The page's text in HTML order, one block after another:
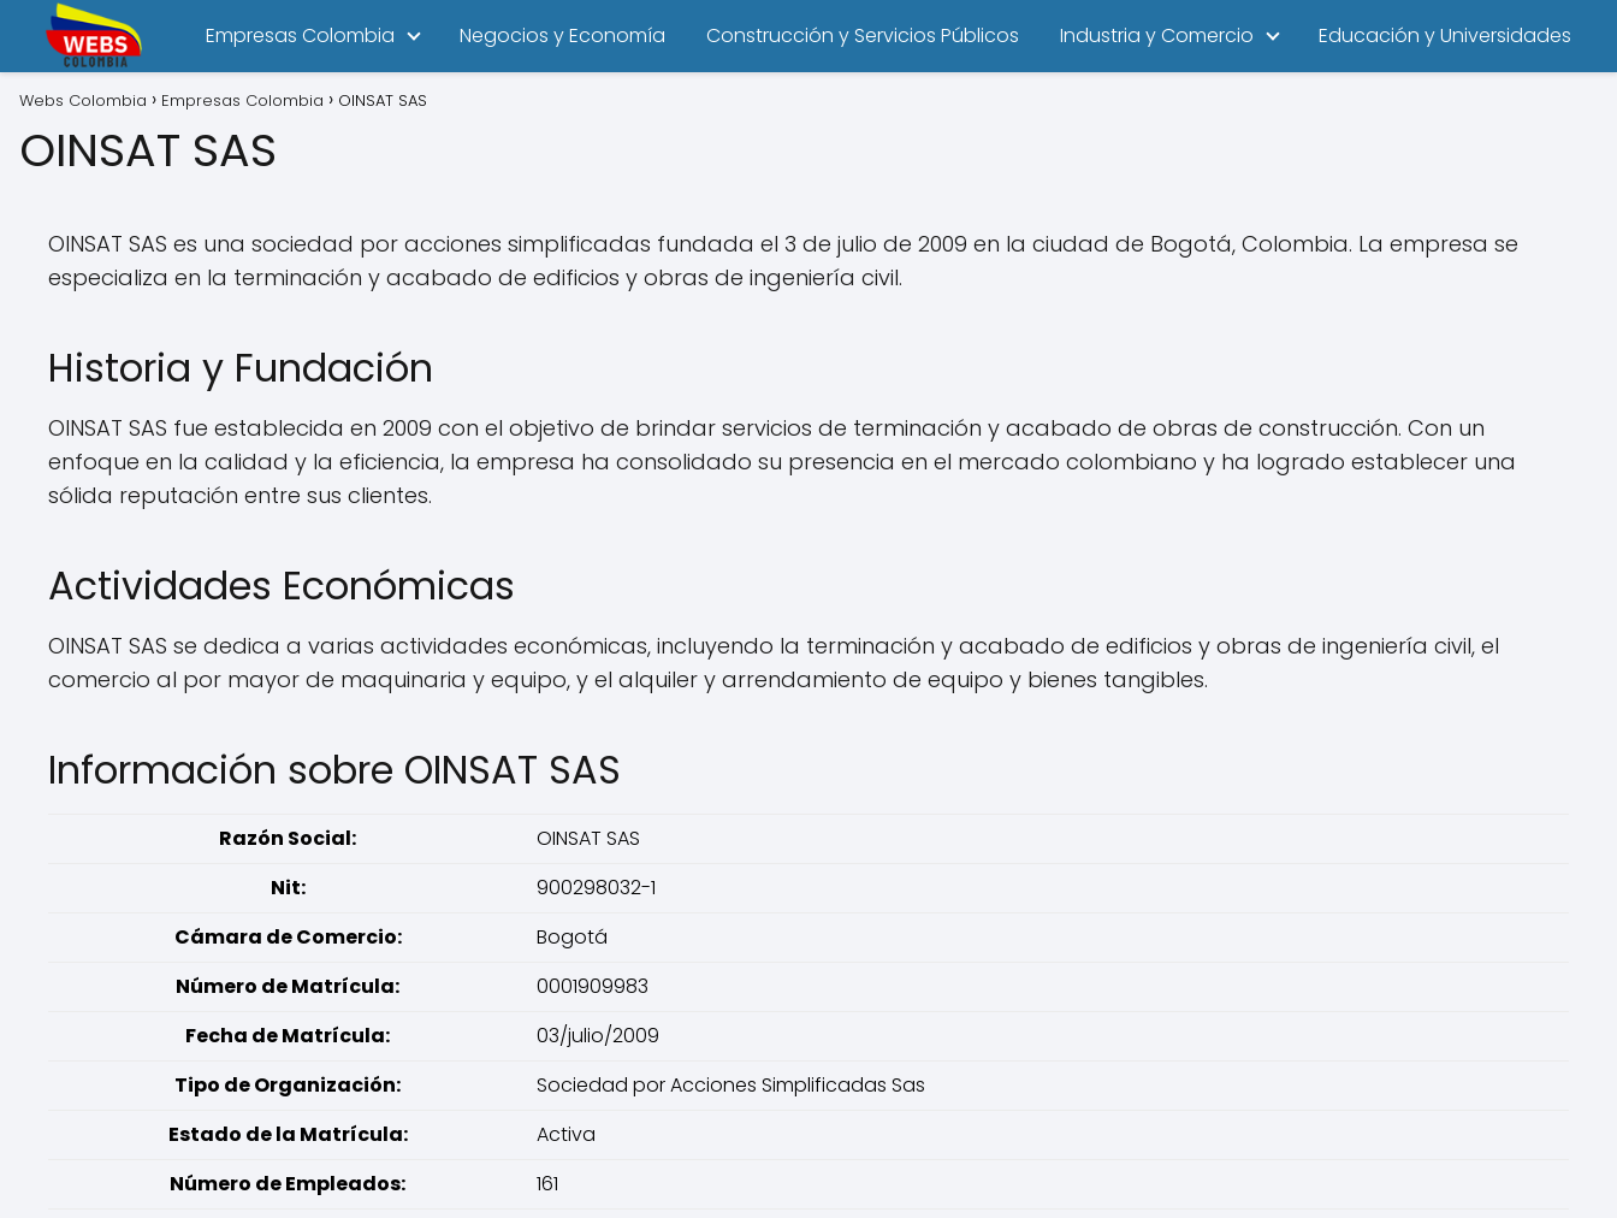
Empresas Colombia Negocios y Economía Construcción y Servicios Públicos Industria y Comercio Educación y Universidades
Webs Colombia Empresas Colombia OINSAT SAS
OINSAT SAS
OINSAT SAS es una sociedad por acciones simplificadas fundada el 3 de julio de 2009 en la ciudad de Bogotá, Colombia. La empresa se
especializa en la terminación y acabado de edificios y obras de ingeniería civil.
Historia y Fundación
OINSAT SAS fue establecida en 2009 con el objetivo de brindar servicios de terminación y acabado de obras de construcción. Con un
enfoque en la calidad y la eficiencia, la empresa ha consolidado su presencia en el mercado colombiano y ha logrado establecer una
sólida reputación entre sus clientes.
Actividades Económicas
OINSAT SAS se dedica a varias actividades económicas, incluyendo la terminación y acabado de edificios y obras de ingeniería civil, el
comercio al por mayor de maquinaria y equipo, y el alquiler y arrendamiento de equipo y bienes tangibles.
Información sobre OINSAT SAS
Razón Social:
OINSAT SAS
Nit:
900298032-1
Cámara de Comercio:
Bogotá
Número de Matrícula:
0001909983
Fecha de Matrícula:
03/julio/2009
Tipo de Organización:
Sociedad por Acciones Simplificadas Sas
Estado de la Matrícula:
Activa
Número de Empleados:
161